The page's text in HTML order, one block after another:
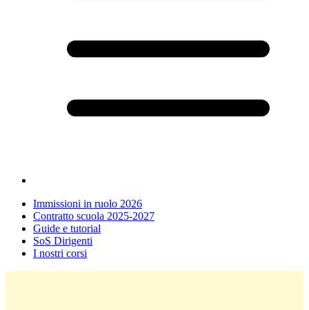
Immissioni in ruolo 2026
Contratto scuola 2025-2027
Guide e tutorial
SoS Dirigenti
I nostri corsi